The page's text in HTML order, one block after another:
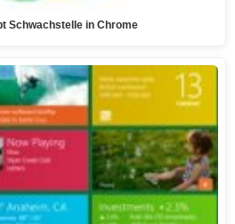
Schwachstelle in Chrome